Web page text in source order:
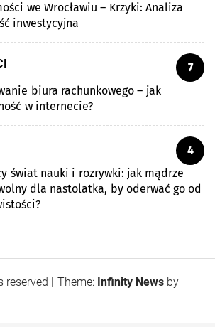
we Wrocławiu – Krzyki: Analiza
inwestycyjna
7
biura rachunkowego – jak
w internecie?
4
świat nauki i rozrywki: jak mądrze
dla nastolatka, by oderwać go od
reserved | Theme: Infinity News by